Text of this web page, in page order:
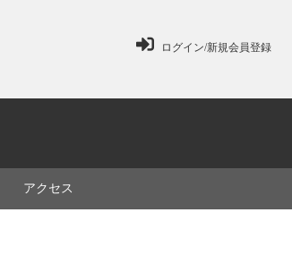
ログイン/新規会員登録
アクセス